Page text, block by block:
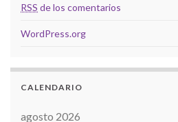
RSS de los comentarios
WordPress.org
CALENDARIO
agosto 2026